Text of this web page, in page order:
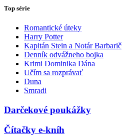
Top série
Romantické úteky
Harry Potter
Kapitán Stein a Notár Barbarič
Denník odvážneho bojka
Krimi Dominika Dána
Učím sa rozprávať
Duna
Smradi
Darčekové poukážky
Čítačky e-kníh